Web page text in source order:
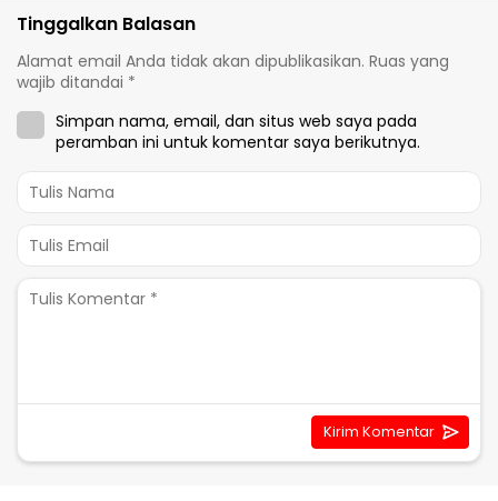
Tinggalkan Balasan
Alamat email Anda tidak akan dipublikasikan. Ruas yang
wajib ditandai *
Simpan nama, email, dan situs web saya pada
peramban ini untuk komentar saya berikutnya.